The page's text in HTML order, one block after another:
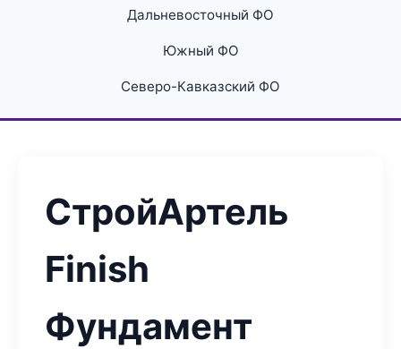
Дальневосточный ФО
Южный ФО
Северо-Кавказский ФО
СтройАртель
Finish
Фундамент